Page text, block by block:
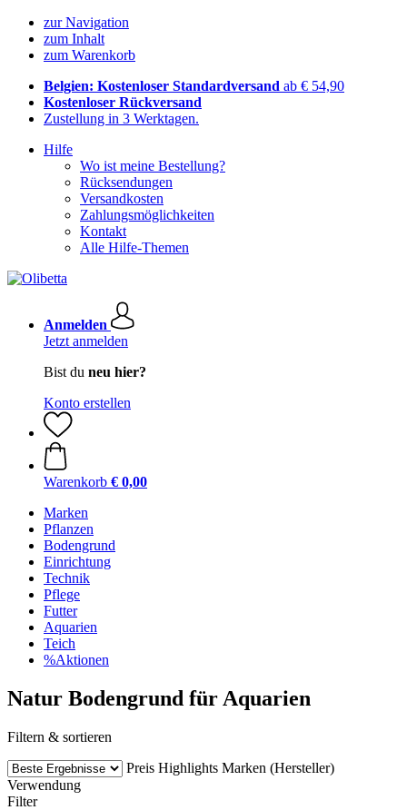
zur Navigation
zum Inhalt
zum Warenkorb
Belgien: Kostenloser Standardversand ab € 54,90
Kostenloser Rückversand
Zustellung in 3 Werktagen.
Hilfe
Wo ist meine Bestellung?
Rücksendungen
Versandkosten
Zahlungsmöglichkeiten
Kontakt
Alle Hilfe-Themen
Anmelden
Jetzt anmelden
Bist du neu hier?
Konto erstellen
Warenkorb € 0,00
Marken
Pflanzen
Bodengrund
Einrichtung
Technik
Pflege
Futter
Aquarien
Teich
%Aktionen
Natur Bodengrund für Aquarien
Filtern & sortieren
Preis Highlights Marken (Hersteller)
Verwendung
Filter